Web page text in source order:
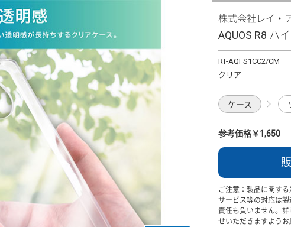
株式会社レイ・
AQUOS R8 ハ
RT-AQFS1CC2/CM
クリア
ケース
参考価格￥1,650
ご注意：製品に関す
サービス等の対応は
責任も負いません。
せいただきますようお